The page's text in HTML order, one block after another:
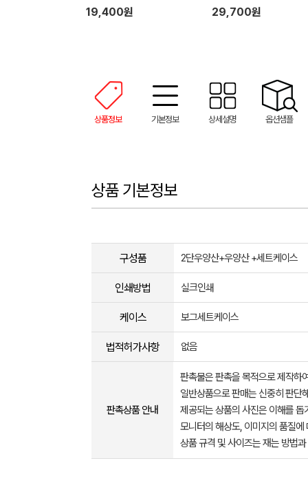
례품+무한타올세트 그레이 모달
180g 수건세트
19,400원
림 암막 양우산 VIP+쿨링선
29,700원
상품정보 기본정보 상세설명 옵션샘플
상품 기본정보
구성품 2단우양산+우양산 +세트케이스
인쇄방법 실크인쇄
케이스 보그세트케이스
법적허가사항 없음
판촉상품 안내
판촉물은 판촉을 목적으로 제작하
일반상품으로 판매는 신중히 판단
제공되는 상품의 사진은 이해를
모니터의 해상도, 이미지의 품질
상품 규격 및 사이즈는 재는 방법